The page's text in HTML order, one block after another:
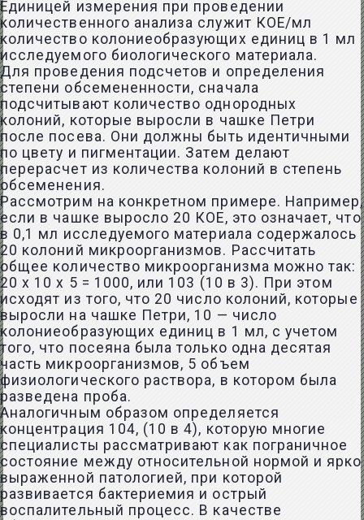
Единицей измерения при проведении
количественного анализа служит КОЕ/мл
количество колониеобразующих единиц в 1 мл
исследуемого биологического материала.
Для проведения подсчетов и определения
степени обсемененности, сначала
подсчитывают количество однородных
колоний, которые выросли в чашке Петри
после посева. Они должны быть идентичными
по цвету и пигментации. Затем делают
перерасчет из количества колоний в степень
обсеменения.
Рассмотрим на конкретном примере. Например,
если в чашке выросло 20 КОЕ, это означает, что
в 0,1 мл исследуемого материала содержалось
20 колоний микроорганизмов. Рассчитать
общее количество микроорганизма можно так:
20 х 10 х 5 = 1000, или 103 (10 в 3). При этом
исходят из того, что 20 число колоний, которые
выросли на чашке Петри, 10 — число
колониеобразующих единиц в 1 мл, с учетом
того, что посеяна была только одна десятая
часть микроорганизмов, 5 объем
физиологического раствора, в котором была
разведена проба.
Аналогичным образом определяется
концентрация 104, (10 в 4), которую многие
специалисты рассматривают как пограничное
состояние между относительной нормой и ярко
выраженной патологией, при которой
развивается бактериемия и острый
воспалительный процесс. В качестве